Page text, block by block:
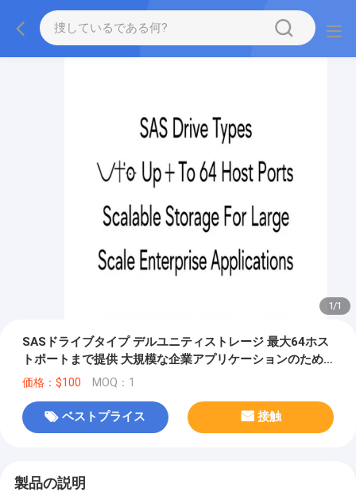
1/1
SASドライブタイプ デルユニティストレージ 最大64ホス
トポートまで提供 大規模な企業アプリケーションのため
のスケーラブルストレージ
価格：$100 MOQ：1
ベストプライス 接触
製品の説明